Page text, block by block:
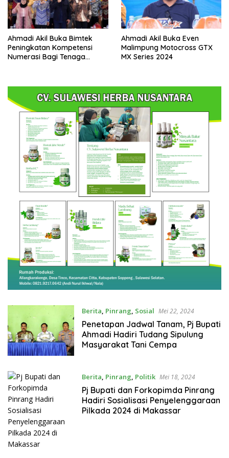
Ahmadi Akil Buka Bimtek
Peningkatan Kompetensi
Numerasi Bagi Tenaga
Ahmadi Akil Buka Even
Malimpung Motocross GTX
MX Series 2024
Berita, Pinrang, Sosial Mei 22, 2024
Penetapan Jadwal Tanam, Pj Bupati
Ahmadi Hadiri Tudang Sipulung
Masyarakat Tani Cempa
Berita, Pinrang, Politik Mei 18, 2024
Pj Bupati dan Forkopimda Pinrang
Hadiri Sosialisasi Penyelenggaraan
Pilkada 2024 di Makassar